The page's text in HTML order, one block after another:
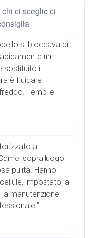
chi ci sceglie ci
si bloccava di
un
sostituito i
è fluida e
Tempi e
a
sopralluogo
pulita. Hanno
impostato la
manutenzione